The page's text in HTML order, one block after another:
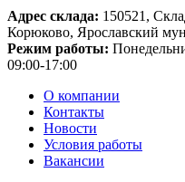
Адрес склада: 150521,
Корюково, Ярославский
Режим работы:
09:00-17:00
О компании
Контакты
Новости
Условия работы
Вакансии